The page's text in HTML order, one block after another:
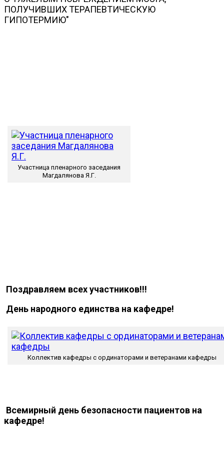
ПОЛУЧИВШИХ ТЕРАПЕВТИЧЕСКУЮ
ГИПОТЕРМИЮ"
Участница пленарного заседания
Магдалянова Я.Г.
Поздравляем всех участников!!!
День народного единства на кафедре!
Коллектив кафедры с ординаторами и ветеранами кафедры
Всемирный день безопасности пациентов на
кафедре!